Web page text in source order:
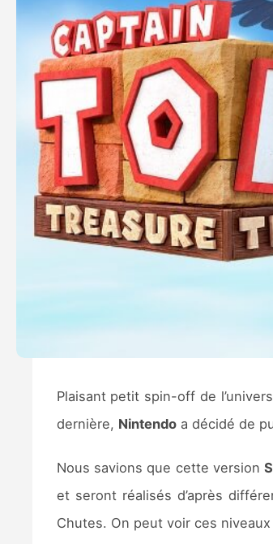
Plaisant petit spin-off de
dernière, Nintendoa décidé de
Nous savions que cette version
et seront réalisés d’après
Chutes. On peut voir ces